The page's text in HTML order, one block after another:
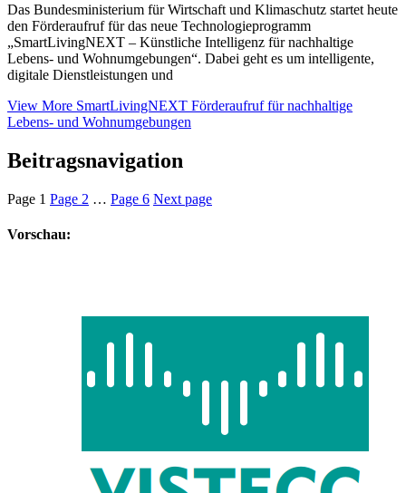
Das Bundesministerium für Wirtschaft und Klimaschutz startet heute
den Förderaufruf für das neue Technologieprogramm
„SmartLivingNEXT – Künstliche Intelligenz für nachhaltige
Lebens- und Wohnumgebungen“. Dabei geht es um intelligente,
digitale Dienstleistungen und
View More SmartLivingNEXT Förderaufruf für nachhaltige
Lebens- und Wohnumgebungen
Beitragsnavigation
Page 1 Page 2 … Page 6 Next page
Vorschau: